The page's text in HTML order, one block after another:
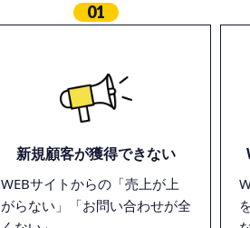
01
新規顧客が獲得できない
WEBサイトからの「売上が上
がらない」「お問い合わせが全